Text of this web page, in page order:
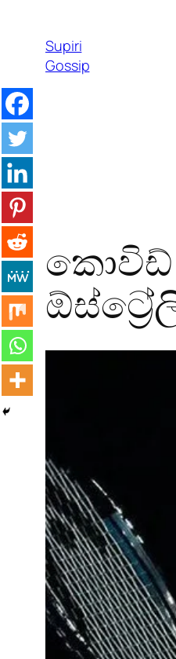
contentSupiri
Gossip
කොවිඩ්